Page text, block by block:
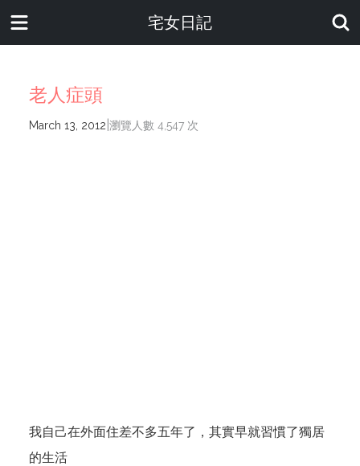
宅女日記
老人症頭
March 13, 2012 瀏覽人數 4,547 次
我自己在外面住差不多五年了，其實早就習慣了獨居
的生活